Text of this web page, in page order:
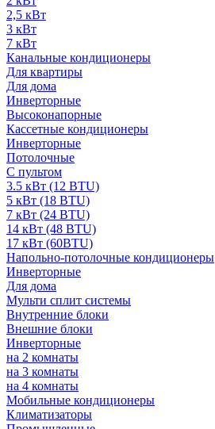
2,5 кВт
3 кВт
7 кВт
Канальные кондиционеры
Для квартиры
Для дома
Инверторные
Высоконапорные
Кассетные кондиционеры
Инверторные
Потолочные
С пультом
3.5 кВт (12 BTU)
5 кВт (18 BTU)
7 кВт (24 BTU)
14 кВт (48 BTU)
17 кВт (60BTU)
Напольно-потолочные кондиционеры
Инверторные
Для дома
Мульти сплит системы
Внутренние блоки
Внешние блоки
Инверторные
на 2 комнаты
на 3 комнаты
на 4 комнаты
Мобильные кондиционеры
Климатизаторы